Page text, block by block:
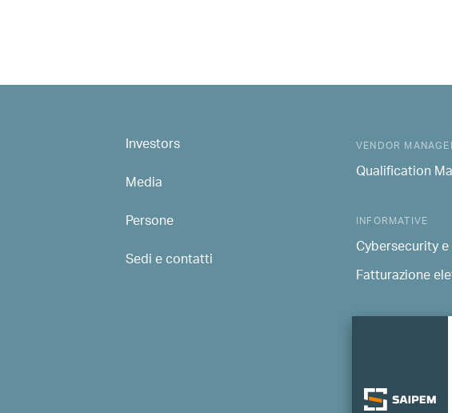
MAIN NAVIGATION
Investors
Media
Persone
Sedi e contatti
VENDOR
Qualification
INFORMATIVE
Cybersecurity
Fatturazione
Modern